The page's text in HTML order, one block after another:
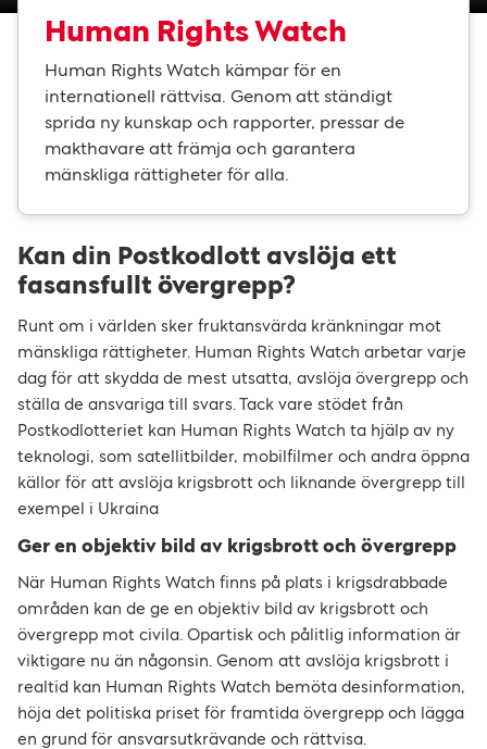
Human Rights Watch
Human Rights Watch kämpar för en
internationell rättvisa. Genom att ständigt
sprida ny kunskap och rapporter, pressar de
makthavare att främja och garantera
mänskliga rättigheter för alla.
Kan din Postkodlott avslöja ett
fasansfullt övergrepp?
Runt om i världen sker fruktansvärda kränkningar mot
mänskliga rättigheter. Human Rights Watch arbetar varje
dag för att skydda de mest utsatta, avslöja övergrepp och
ställa de ansvariga till svars. Tack vare stödet från
Postkodlotteriet kan Human Rights Watch ta hjälp av ny
teknologi, som satellitbilder, mobilfilmer och andra öppna
källor för att avslöja krigsbrott och liknande övergrepp till
exempel i Ukraina
Ger en objektiv bild av krigsbrott och övergrepp
När Human Rights Watch finns på plats i krigsdrabbade
områden kan de ge en objektiv bild av krigsbrott och
övergrepp mot civila. Opartisk och pålitlig information är
viktigare nu än någonsin. Genom att avslöja krigsbrott i
realtid kan Human Rights Watch bemöta desinformation,
höja det politiska priset för framtida övergrepp och lägga
en grund för ansvarsutkrävande och rättvisa.